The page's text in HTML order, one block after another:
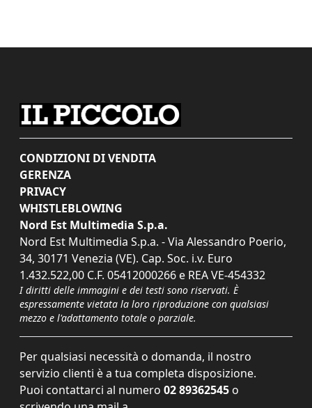
CONDIZIONI DI VENDITA
GERENZA
PRIVACY
WHISTLEBLOWING
Nord Est Multimedia S.p.a.
Nord Est Multimedia S.p.a. - Via Alessandro Poerio,
34, 30171 Venezia (VE). Cap. Soc. i.v. Euro
1.432.522,00 C.F. 05412000266 e REA VE-454332
I diritti delle immagini e dei testi sono riservati. È
espressamente vietata la loro riproduzione con qualsiasi
mezzo e l'adattamento totale o parziale.
Per qualsiasi necessità o domanda, il nostro
servizio clienti è a tua completa disposizione.
Puoi contattarci al numero 02 89362545 o